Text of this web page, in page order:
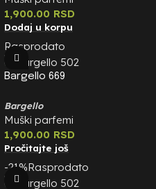
1,900.00 RSD
Dodaj u korpu
Rasprodato
Bargello 669
Bargello
Muški parfemi
1,900.00 RSD
Pročitajte još
-21%Rasprodato